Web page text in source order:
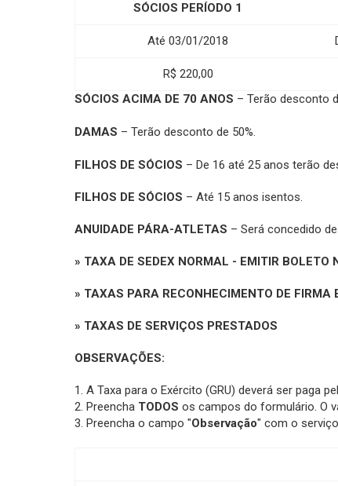
SÓCIOS PERÍODO 1
Até 03/01/2018
R$ 220,00
SÓCIOS ACIMA DE 70 ANOS – Terão desconto
DAMAS – Terão desconto de 50%.
FILHOS DE SÓCIOS – De 16 até 25 anos terão
FILHOS DE SÓCIOS – Até 15 anos isentos.
ANUIDADE PÁRA-ATLETAS – Será concedido
» TAXA DE SEDEX NORMAL - EMITIR BOLETO
» TAXAS PARA RECONHECIMENTO DE
» TAXAS DE SERVIÇOS PRESTADOS
OBSERVAÇÕES:
1. A Taxa para o Exército (GRU) deverá ser paga
2. Preencha TODOS os campos do formulário. O
3. Preencha o campo "Observação" com o